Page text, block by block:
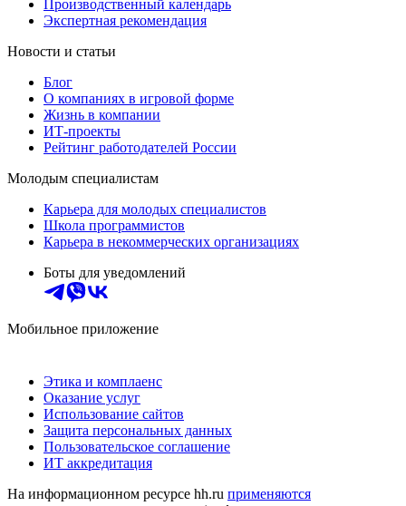
Производственный календарь
Экспертная рекомендация
Новости и статьи
Блог
О компаниях в игровой форме
Жизнь в компании
ИТ-проекты
Рейтинг работодателей России
Молодым специалистам
Карьера для молодых специалистов
Школа программистов
Карьера в некоммерческих организациях
Боты для уведомлений
Мобильное приложение
Этика и комплаенс
Оказание услуг
Использование сайтов
Защита персональных данных
Пользовательское соглашение
ИТ аккредитация
На информационном ресурсе hh.ru применяются